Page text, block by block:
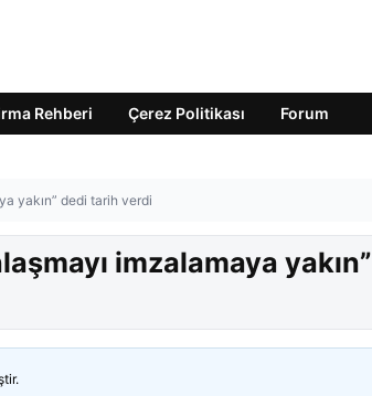
Rehberi Çerez Politikası Forum
yakın” dedi tarih verdi
imzalamaya yakın”